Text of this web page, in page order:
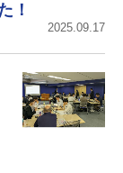
！
2025.09.17